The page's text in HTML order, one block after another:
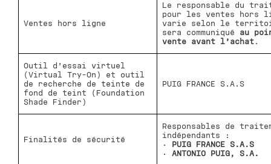
Ventes hors ligne
Le responsable du
pour les ventes hors
varie selon le
sera communiqué au
vente avant l’achat .
Outil d’essai virtuel
(Virtual Try-On) et outil
de recherche de teinte de
fond de teint (Foundation
Shade Finder)
PUIG FRANCE S.A.S
Finalités de sécurité
Responsables de
indépendants :
• PUIG FRANCE S.A.S
• ANTONIO PUIG, S.A.